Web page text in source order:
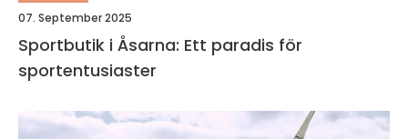
07. September 2025
Sportbutik i Åsarna: Ett paradis för
sportentusiaster